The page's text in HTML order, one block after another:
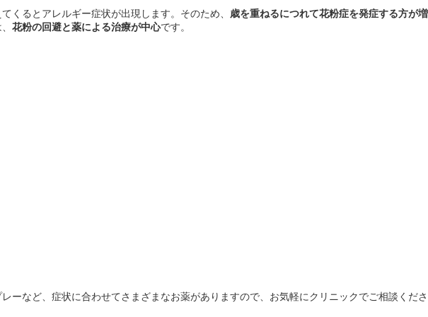
るとアレルギー症状が出現します。そのため、 歳を重ねるにつれて花粉症を発症する方が増
花粉の回避と薬による治療が中心です。
ーなど、症状に合わせてさまざまなお薬がありますので、お気軽にクリニックでご相談くださ